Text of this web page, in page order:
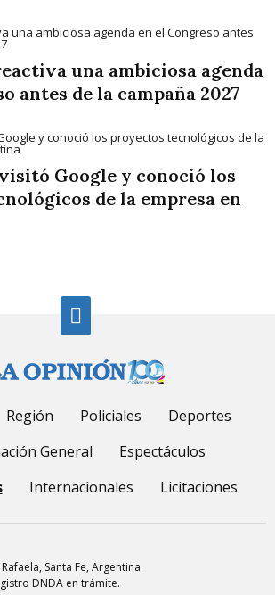
una ambiciosa agenda
antes de la campaña 2027
Google y conoció los
de la empresa en
Región Policiales
Deportes
General
Espectáculos
Internacionales Licitaciones
, Santa Fe, Argentina.
DNDA en trámite.